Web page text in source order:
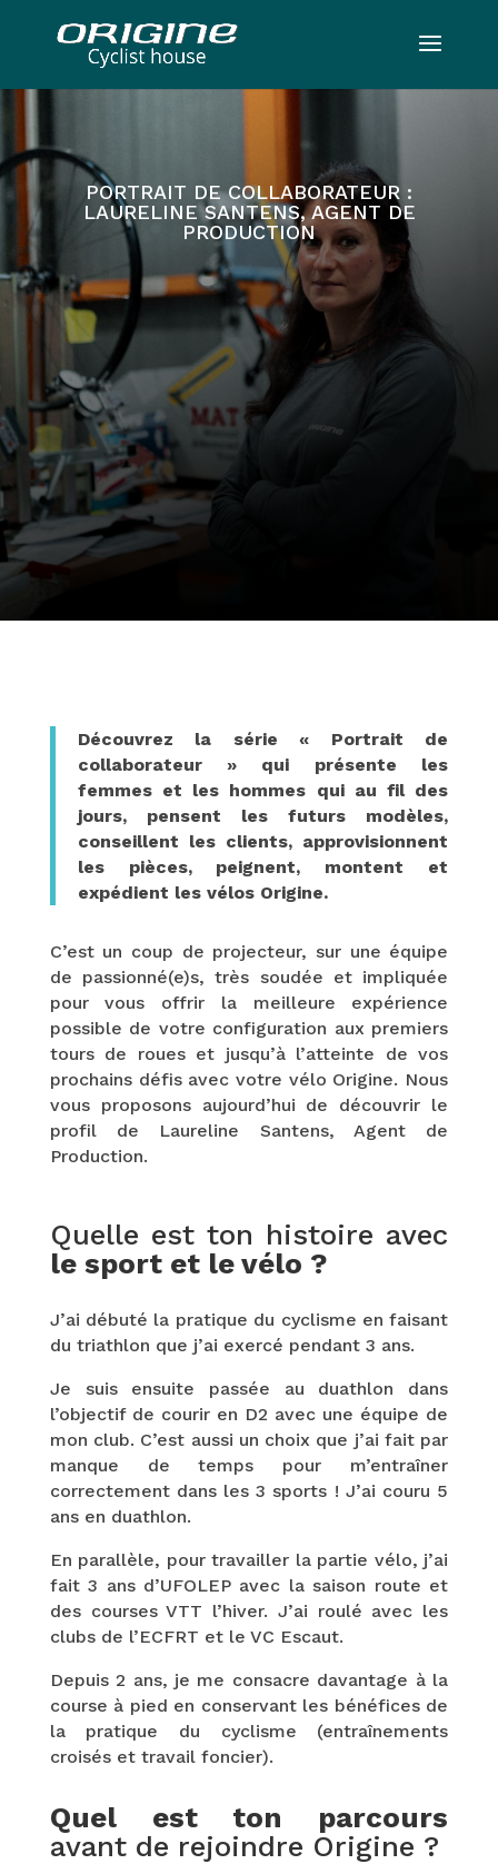
PORTRAIT DE COLLABORATEUR :
LAURELINE SANTENS, AGENT DE
PRODUCTION
Découvrez la série « Portrait de
collaborateur » qui présente les
femmes et les hommes qui au fil des
jours, pensent les futurs modèles,
conseillent les clients, approvisionnent
les pièces, peignent, montent et
expédient les vélos Origine.
C’est un coup de projecteur, sur une équipe
de passionné(e)s, très soudée et impliquée
pour vous offrir la meilleure expérience
possible de votre configuration aux premiers
tours de roues et jusqu’à l’atteinte de vos
prochains défis avec votre vélo Origine. Nous
vous proposons aujourd’hui de découvrir le
profil de Laureline Santens, Agent de
Production.
Quelle est ton histoire avec
le sport et le vélo ?
J’ai débuté la pratique du cyclisme en faisant
du triathlon que j’ai exercé pendant 3 ans.
Je suis ensuite passée au duathlon dans
l’objectif de courir en D2 avec une équipe de
mon club. C’est aussi un choix que j’ai fait par
manque de temps pour m’entraîner
correctement dans les 3 sports ! J’ai couru 5
ans en duathlon.
En parallèle, pour travailler la partie vélo, j’ai
fait 3 ans d’UFOLEP avec la saison route et
des courses VTT l’hiver. J’ai roulé avec les
clubs de l’ECFRT et le VC Escaut.
Depuis 2 ans, je me consacre davantage à la
course à pied en conservant les bénéfices de
la pratique du cyclisme (entraînements
croisés et travail foncier).
Quel est ton parcours
avant de rejoindre Origine ?